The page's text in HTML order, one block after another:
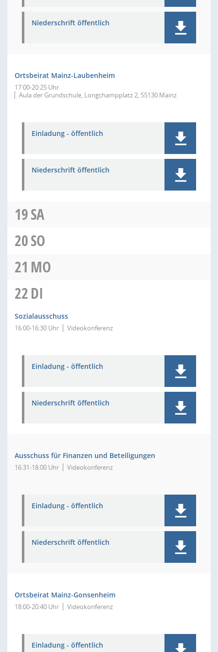
Niederschrift öffentlich
Ortsbeirat Mainz-Laubenheim
17:00-20:25 Uhr
Aula der Grundschule, Longchampplatz 2, 55130 Mainz
Einladung - öffentlich
Niederschrift öffentlich
19SA
20SO
21 MO
22DI
Sozialausschuss
16:00-16:30 Uhr Videokonferenz
Einladung - öffentlich
Niederschrift öffentlich
Ausschuss für Finanzen und Beteiligungen
16:31-18:00 Uhr Videokonferenz
Einladung - öffentlich
Niederschrift öffentlich
Ortsbeirat Mainz-Gonsenheim
18:00-20:40 Uhr Videokonferenz
Einladung - öffentlich